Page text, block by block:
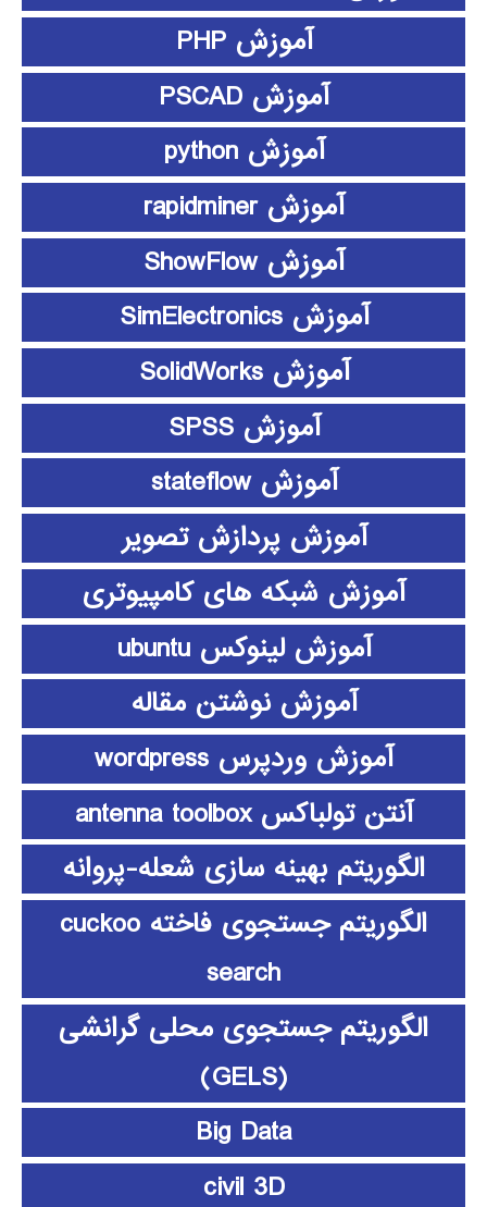
آموزش PHP
آموزش PSCAD
آموزش python
آموزش rapidminer
آموزش ShowFlow
آموزش SimElectronics
آموزش SolidWorks
آموزش SPSS
آموزش stateflow
آموزش پردازش تصویر
آموزش شبکه های کامپیوتری
آموزش لینوکس ubuntu
آموزش نوشتن مقاله
آموزش وردپرس wordpress
آنتن تولباکس antenna toolbox
الگوریتم بهینه سازی شعله-پروانه
الگوریتم جستجوی فاخته cuckoo
search
الگوریتم جستجوی محلی گرانشی
(GELS)
Big Data
civil 3D